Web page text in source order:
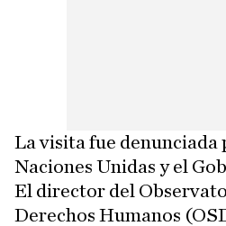
La visita fue denunciada
Naciones Unidas y el
El director del
Derechos Humanos